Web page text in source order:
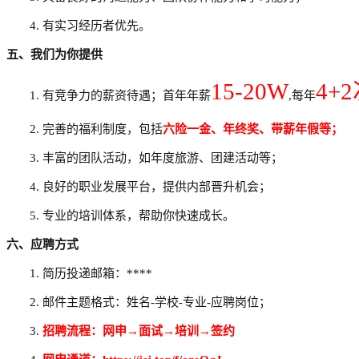
4. 有实习经历者优先。
五、我们为你提供
1. 有竞争力的薪资待遇；首年年薪1 5-20W,每年4+2
2. 完善的福利制度，包括六险一金、年终奖、带薪年假等；
3. 丰富的团队活动，如年度旅游、团建活动等；
4. 良好的职业发展平台，提供内部晋升机会；
5. 专业的培训体系，帮助你快速成长。
六、应聘方式
1. 简历投递邮箱：****
2. 邮件主题格式：姓名-学校-专业-应聘岗位；
3. 招聘流程：网申 →面试→培训→签约